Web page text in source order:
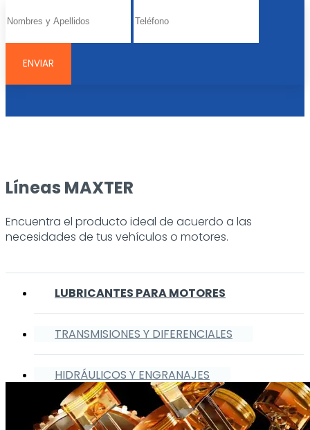
Líneas MAXTER
Encuentra el producto ideal de acuerdo a las
necesidades de tus vehículos o motores.
LUBRICANTES PARA MOTORES
TRANSMISIONES Y DIFERENCIALES
HIDRÁULICOS Y ENGRANAJES